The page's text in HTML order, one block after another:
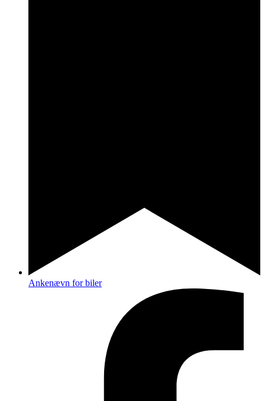
Ankenævn for biler